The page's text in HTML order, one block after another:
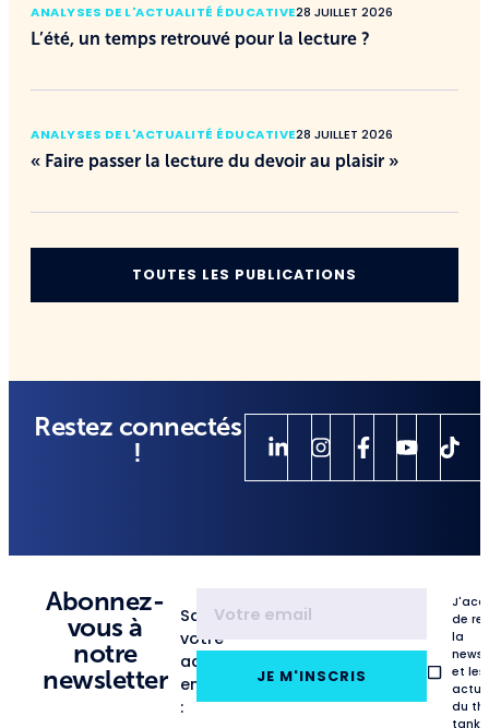
ANALYSES DE L'ACTUALITÉ ÉDUCATIVE28 JUILLET 2026
L’été, un temps retrouvé pour la lecture ?
ANALYSES DE L'ACTUALITÉ ÉDUCATIVE28 JUILLET 2026
« Faire passer la lecture du devoir au plaisir »
TOUTES LES PUBLICATIONS
Restez connectés
!
Abonnez-
vous à
notre
newsletter
Saisissez
votre
adresse
email
:
JE M'INSCRIS
de
la
et les
du
tank